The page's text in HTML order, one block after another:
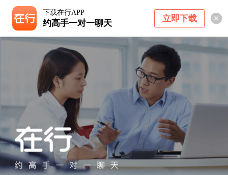
下载在行APP
约高手一对一聊天 立即下载